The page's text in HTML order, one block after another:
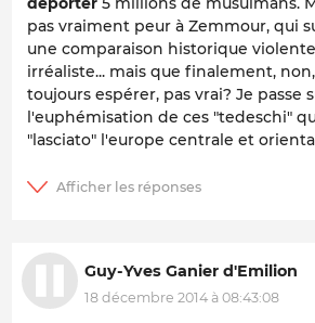
pas vraiment peur à Zemmour, qui
une comparaison historique
irréaliste... mais que finalement,
toujours espérer, pas vrai? Je passe
l'euphémisation de ces "tedeschi"
"lasciato" l'europe centrale et
Guy-Yves Ganier d'Emilion
18 décembre 2014 à 08:43:08